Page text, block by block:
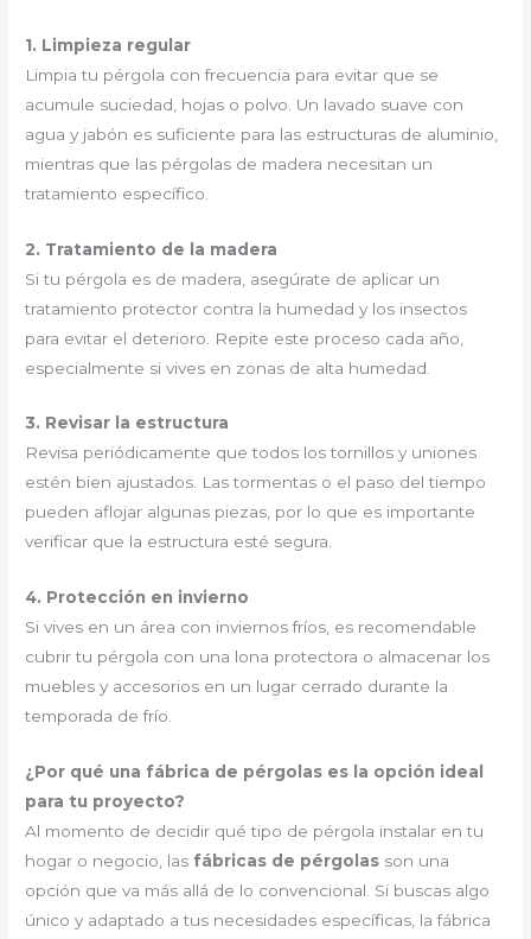
1. Limpieza regular
Limpia tu pérgola con frecuencia para evitar que se
acumule suciedad, hojas o polvo. Un lavado suave con
agua y jabón es suficiente para las estructuras de aluminio,
mientras que las pérgolas de madera necesitan un
tratamiento específico.
2. Tratamiento de la madera
Si tu pérgola es de madera, asegúrate de aplicar un
tratamiento protector contra la humedad y los insectos
para evitar el deterioro. Repite este proceso cada año,
especialmente si vives en zonas de alta humedad.
3. Revisar la estructura
Revisa periódicamente que todos los tornillos y uniones
estén bien ajustados. Las tormentas o el paso del tiempo
pueden aflojar algunas piezas, por lo que es importante
verificar que la estructura esté segura.
4. Protección en invierno
Si vives en un área con inviernos fríos, es recomendable
cubrir tu pérgola con una lona protectora o almacenar los
muebles y accesorios en un lugar cerrado durante la
temporada de frío.
¿Por qué una fábrica de pérgolas es la opción ideal
para tu proyecto?
Al momento de decidir qué tipo de pérgola instalar en tu
hogar o negocio, las fábricas de pérgolas son una
opción que va más allá de lo convencional. Si buscas algo
único y adaptado a tus necesidades específicas, la fábrica